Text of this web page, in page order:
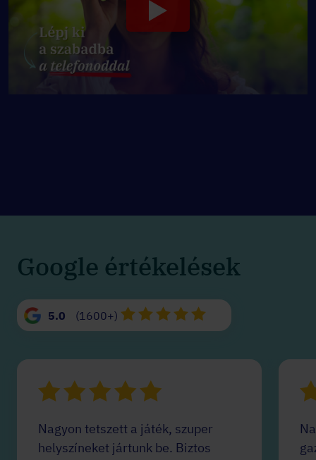
Google értékelések
5.0 (1600+)
Nagyon tetszett a játék, szuper
helyszíneket jártunk be. Biztos